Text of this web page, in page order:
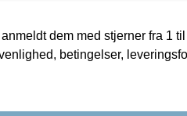
dem med stjerner fra 1
betingelser,